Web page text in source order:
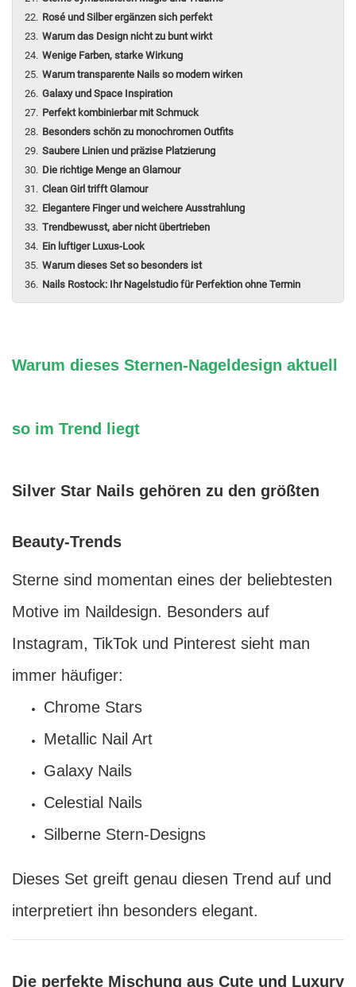
Rosé und Silber ergänzen sich perfekt
Warum das Design nicht zu bunt wirkt
Wenige Farben, starke Wirkung
Warum transparente Nails so modern wirken
Galaxy und Space Inspiration
Perfekt kombinierbar mit Schmuck
Besonders schön zu monochromen Outfits
Saubere Linien und präzise Platzierung
Die richtige Menge an Glamour
Clean Girl trifft Glamour
Elegantere Finger und weichere Ausstrahlung
Trendbewusst, aber nicht übertrieben
Ein luftiger Luxus-Look
Warum dieses Set so besonders ist
Nails Rostock: Ihr Nagelstudio für Perfektion ohne Termin
Warum dieses Sternen-Nageldesign aktuell
so im Trend liegt
Silver Star Nails gehören zu den größten
Beauty-Trends
Sterne sind momentan eines der beliebtesten
Motive im Naildesign. Besonders auf
Instagram, TikTok und Pinterest sieht man
immer häufiger:
Chrome Stars
Metallic Nail Art
Galaxy Nails
Celestial Nails
Silberne Stern-Designs
Dieses Set greift genau diesen Trend auf und
interpretiert ihn besonders elegant.
Die perfekte Mischung aus Cute und Luxury